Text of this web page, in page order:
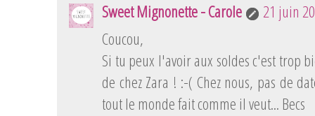
Sweet Mignonette - Carole
21 juin
Coucou,
Si tu peux l'avoir aux soldes c'est trop
de chez Zara ! :-( Chez nous, pas de
tout le monde fait comme il veut... Becs